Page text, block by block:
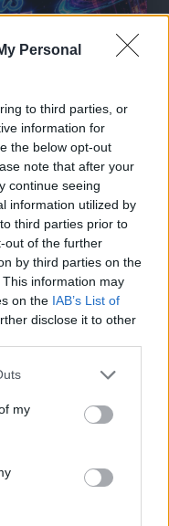
Personal
to third parties, or
information for
the below opt-out
note that after your
continue seeing
information utilized by
third parties prior to
out of the further
by third parties on the
This information may
on the IAB’s List of
disclose it to other
my
Estrellas:
selección de
cósmicas para
mira
cero. 💾 ¡Guarda
estrellada!
H K